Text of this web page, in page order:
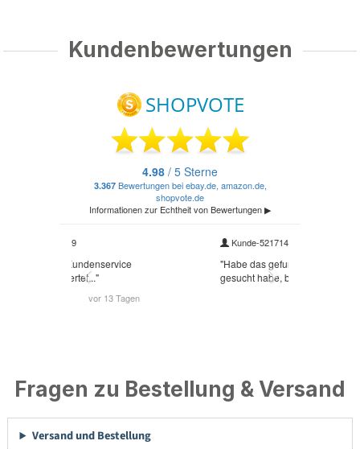
Kundenbewertungen
Fragen zu Bestellung & Versand
Versand und Bestellung